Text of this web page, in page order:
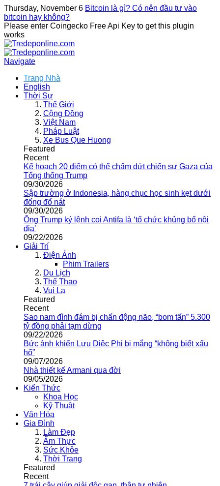
Thursday, November 6 Bitcoin là gì? Có nên đầu tư vào
bitcoin hay không?
Please enter Coingecko Free Api Key to get this plugin
works
Navigate
Trang Nhà
English
Thời Sự
Thế Giới
Cộng Đồng
Việt Nam
Pháp Luật
Xe Bus Que Huong
Featured
Recent
Kế hoạch 20 điểm có thể chấm dứt chiến sự Gaza của
Tổng thống Trump
09/30/2026
Sập trường ở Indonesia, hàng chục học sinh kẹt dưới
đống đổ nát
09/30/2026
Ông Trump ký lệnh coi Antifa là ‘tổ chức khủng bố nội
địa’
09/22/2026
Giải Trí
Điện Ảnh
Phim Trailers
Du Lịch
Thể Thao
Vui Lạ
Featured
Recent
Sao nam đình đám bị chấn động não, “bom tấn” 5.300
tỷ đồng phải tạm dừng
09/22/2026
Bức ảnh khiến Lưu Diệc Phi bị mắng “không biết xấu
hổ”
09/07/2026
Nhà thiết kế Armani qua đời
09/05/2026
Kiến Thức
Khoa Học
Kỹ Thuật
Văn Hóa
Gia Đình
Làm Đẹp
Ẩm Thực
Sức Khỏe
Thời Trang
Featured
Recent